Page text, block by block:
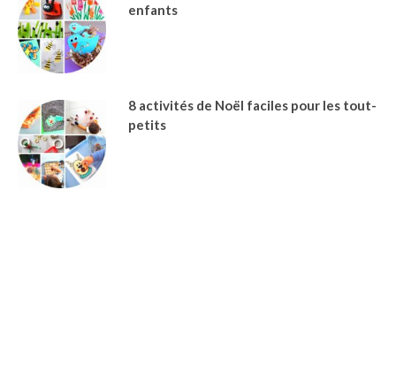
enfants
8 activités de Noël faciles pour les tout-
petits